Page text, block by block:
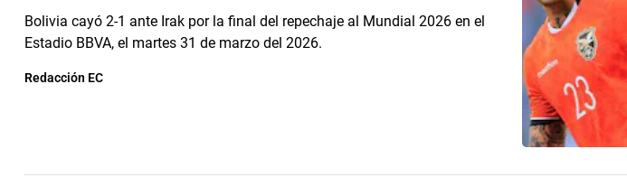
Bolivia cayó 2-1 ante Irak por la final del repechaje al Mundial 2026 en el
Estadio BBVA, el martes 31 de marzo del 2026.
Redacción EC